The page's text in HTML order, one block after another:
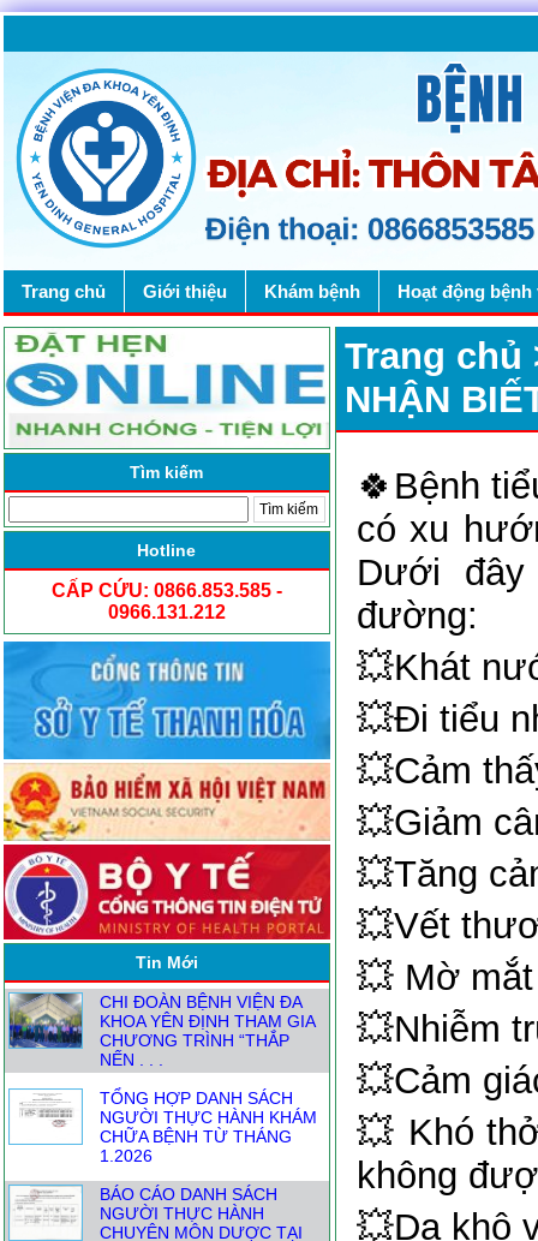
Trang chủ Giới thiệu Khám bệnh Hoạt động bệnh
Tìm kiếm
Hotline
CẤP CỨU: 0866.853.585 -
0966.131.212
Tin Mới
NGƯỜI ĐĂNG KÝ THỰC
HÀNH KHÁM CHỮA BỆNH
TỪ1.8
ĐỒNG HÀNH CÙNG CÁC
TRẠM Y TẾ XÃ NÂNG CAO
CHẤT LƯỢNG CHĂM SÓC
SỨC KHỎE . . .
CHI ĐOÀN BỆNH VIỆN ĐA
KHOA YÊN ĐỊNH THAM GIA
CHƯƠNG TRÌNH “THẮP
NẾN . . .
TỔNG HỢP DANH SÁCH
NGƯỜI THỰC HÀNH KHÁM
CHỮA BỆNH TỪ THÁNG
1.2026
BÁO CÁO DANH SÁCH
NGƯỜI THỰC HÀNH
CHUYÊN MÔN DƯỢC TẠI
Trang chủ
NHẬN
🍀Bệnh
có xu
Dưới
đường:
💥Khát
💥Đi tiểu
💥Cảm
💥Giảm
💥Tăng
💥Vết
💥 Mờ mắt
💥Nhiễm
💥Cảm
💥 Khó
không
💥Da khô